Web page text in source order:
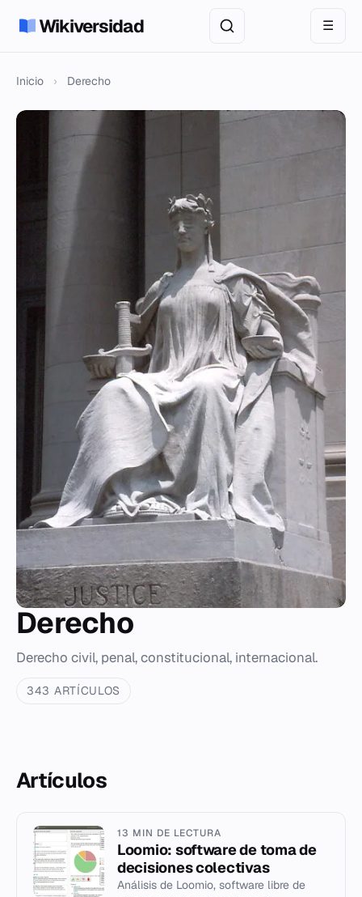
Wikiversidad ☰
Inicio › Derecho
Derecho
Derecho civil, penal, constitucional, internacional.
343 ARTÍCULOS
Artículos
13 MIN DE LECTURA
Loomio: software de toma de
decisiones colectivas
Análisis de Loomio, software libre de